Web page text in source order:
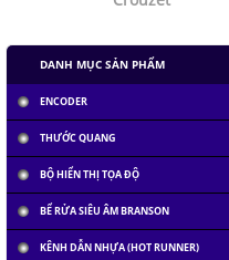
DANH MỤC SẢN PHẨM
ENCODER
THƯỚC QUANG
BỘ HIỂN THỊ TỌA ĐỘ
BỂ RỬA SIÊU ÂM BRANSON
KÊNH DẪN NHỰA (HOT RUNNER)